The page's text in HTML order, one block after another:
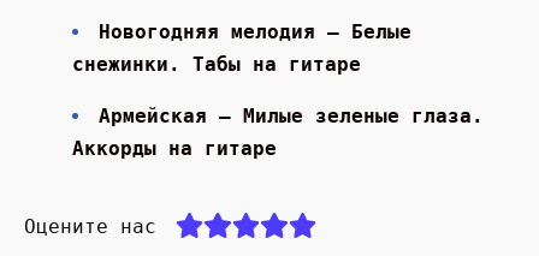
Новогодняя мелодия — Белые
снежинки. Табы на гитаре
Армейская — Милые зеленые глаза.
Аккорды на гитаре
Оцените нас